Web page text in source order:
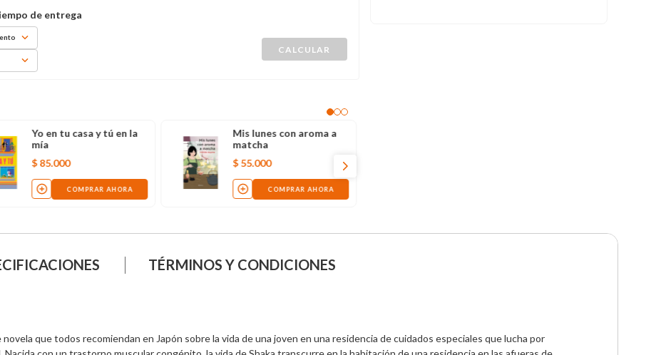
Yo en tu casa y tú en la
mía
$ 85.000
COMPRAR AHORA
Mis lunes con aroma a
matcha
$ 55.000
COMPRAR AHORA
TÉRMINOS Y CONDICIONES
que todos recomiendan en Japón sobre la vida de una joven en una residencia de cuidados especiales que lucha por